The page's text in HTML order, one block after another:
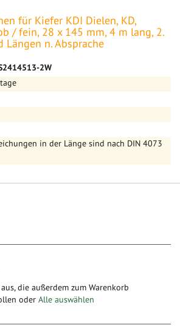
für Kiefer KDI Dielen, KD,
/ fein, 28 x 145 mm, 4 m lang, 2.
Längen n. Absprache
2W
in der Länge sind nach DIN 4073
die außerdem zum Warenkorb
oder Alle auswählen